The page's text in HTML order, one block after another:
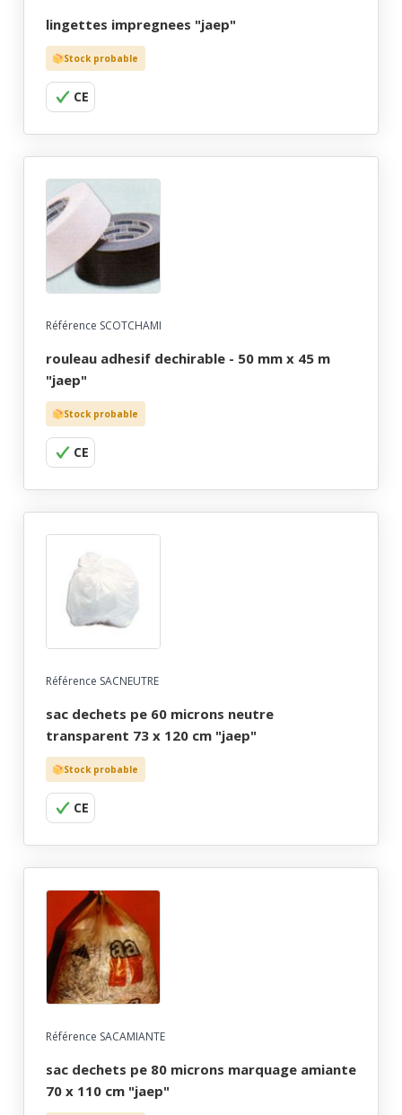
lingettes impregnees "jaep"
Stock probable
CE
Référence SCOTCHAMI
rouleau adhesif dechirable - 50 mm x 45 m
"jaep"
Stock probable
CE
Référence SACNEUTRE
sac dechets pe 60 microns neutre
transparent 73 x 120 cm "jaep"
Stock probable
CE
Référence SACAMIANTE
sac dechets pe 80 microns marquage amiante
70 x 110 cm "jaep"